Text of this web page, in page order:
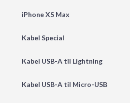
iPhone XS Max
Kabel Special
Kabel USB-A til Lightning
Kabel USB-A til Micro-USB